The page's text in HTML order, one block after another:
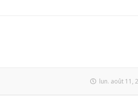
lun. août 11,